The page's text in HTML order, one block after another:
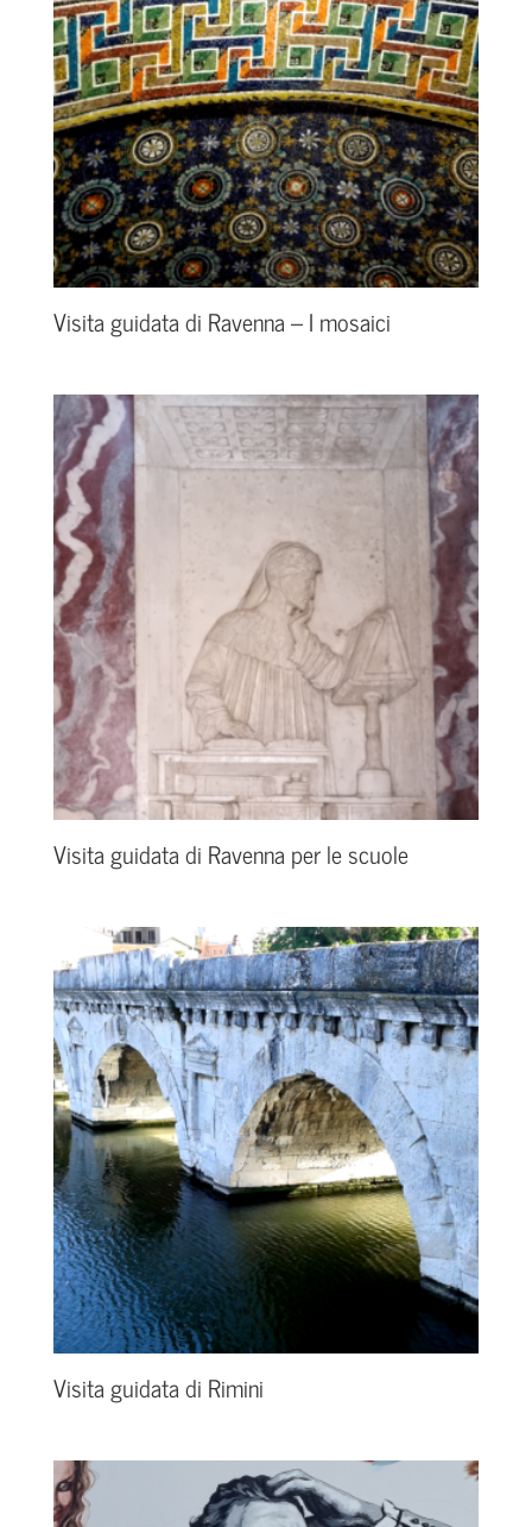
Visita guidata di Ravenna – I mosaici
Visita guidata di Ravenna per le scuole
Visita guidata di Rimini